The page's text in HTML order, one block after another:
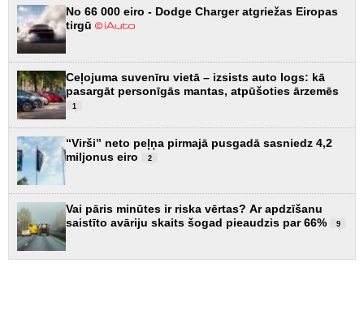
No 66 000 eiro - Dodge Charger atgriežas Eiropas
tirgū
Ceļojuma suvenīru vietā – izsists auto logs: kā
pasargāt personīgās mantas, atpūšoties ārzemēs
1
“Virši” neto peļņa pirmajā pusgadā sasniedz 4,2
miljonus eiro
2
Vai pāris minūtes ir riska vērtas? Ar apdzīšanu
saistīto avāriju skaits šogad pieaudzis par 66%
9